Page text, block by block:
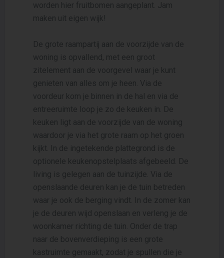
worden hier fruitbomen aangeplant. Jam
maken uit eigen wijk!
De grote raampartij aan de voorzijde van de
woning is opvallend, met een groot
zitelement aan de voorgevel waar je kunt
genieten van alles om je heen. Via de
voordeur kom je binnen in de hal en via de
entreeruimte loop je zo de keuken in. De
keuken ligt aan de voorzijde van de woning
waardoor je via het grote raam op het groen
kijkt. In de ingetekende plattegrond is de
optionele keukenopstelplaats afgebeeld. De
living is gelegen aan de tuinzijde. Via de
openslaande deuren kan je de tuin betreden
waar je ook de berging vindt. In de zomer kan
je de deuren wijd openslaan en verleng je de
woonkamer richting de tuin. Onder de trap
naar de bovenverdieping is een grote
kastruimte gemaakt, zodat je spullen die je